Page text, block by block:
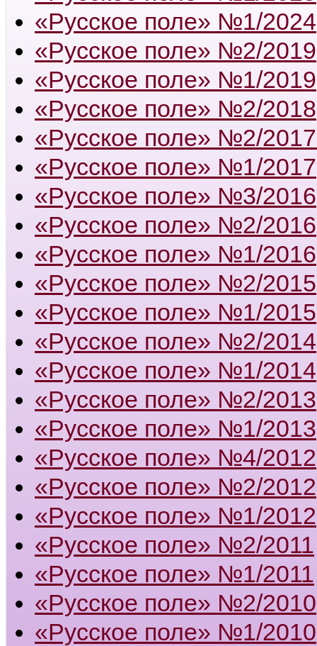
«Русское поле» №1/2024
«Русское поле» №2/2019
«Русское поле» №1/2019
«Русское поле» №2/2018
«Русское поле» №2/
«Русское поле» №1/2017
«Русское поле» №3/2016
«Русское поле» №2/2016
«Русское поле» №1/2016
«Русское поле» №2/2015
«Русское поле» №1/2015
«Русское поле» №2/2014
«Русское поле» №1/2014
«Русское поле» №2/2013
«Русское поле» №1/2013
«Русское поле» №4/2012
«Русское поле» №2/2012
«Русское поле» №1/2012
«Русское поле» №2/2011
«Русское поле» №1/2011
«Русское поле» №2/2010
«Русское поле» №1/2010